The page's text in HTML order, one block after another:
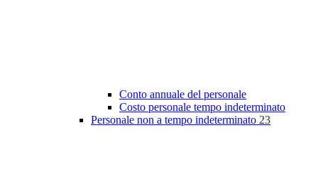
Conto annuale del personale
Costo personale tempo indeterminato
Personale non a tempo indeterminato 23